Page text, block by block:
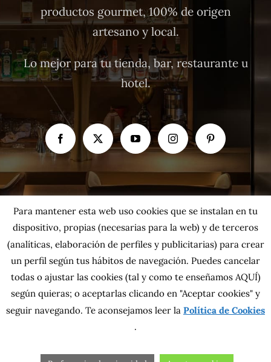
productos gourmet, 100% de origen
artesano y local.
Lo mejor para tu tienda, bar, restaurante u
hotel.
Copyright 2026 MahatsHerri La Calidad del Norte S.L. | Todos los
derechos reservados.
cookies|Aviso Legal|Condiciones generales|Contacta con nosotros
Para mantener esta web uso cookies que se instalan en tu
dispositivo, propias (necesarias para la web) y de terceros
(analíticas, elaboración de perfiles y publicitarias) para crear
un perfil según tus hábitos de navegación. Puedes cancelar
todas o ajustar las cookies(tal y como te enseñamos AQUÍ)
según quieras; o aceptarlas clicando en "Aceptar cookies" y
seguir navegando. Te aconsejamos leer la Política de Cookies
.